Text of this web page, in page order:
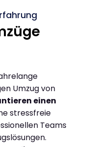
Umzug von
einen
stressfreie
Teams